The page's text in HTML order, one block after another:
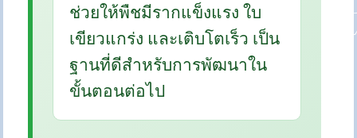
ช่วยให้พืชมีรากแข็งแรง ใบ
เขียวแกร่ง และเติบโตเร็ว เป็น
ฐานที่ดีสำหรับการพัฒนาใน
ขั้นตอนต่อไป